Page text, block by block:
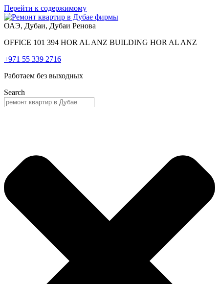
Перейти к содержимому
ОАЭ, Дубаи, Дубаи Ренова
OFFICE 101 394 HOR AL ANZ BUILDING HOR AL ANZ
+971 55 339 2716
Работаем без выходных
Search